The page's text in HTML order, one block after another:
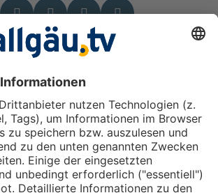
Dich auch
allgäu.tv Nachrichten - Freitag,